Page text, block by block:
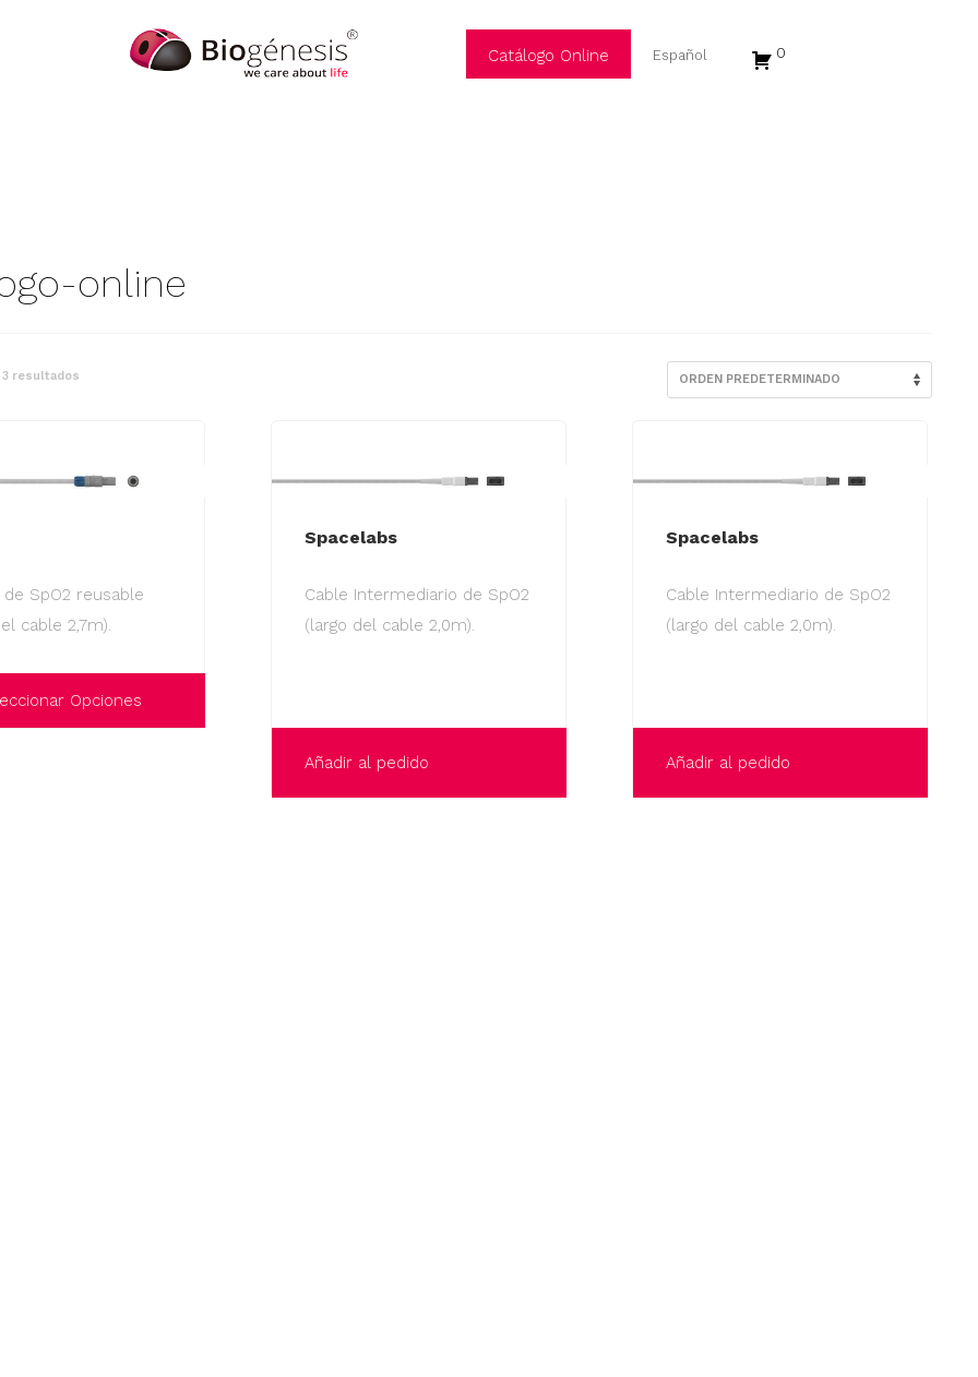
Catálogo Online 0
online
resultados
SpO2 reusable
cable 2,7m).
Opciones
Spacelabs
Cable Intermediario de SpO2
(largo del cable 2,0m).
Añadir al pedido
Spacelabs
Cable Intermediario de SpO2
(largo del cable 2,0m).
Añadir al pedido